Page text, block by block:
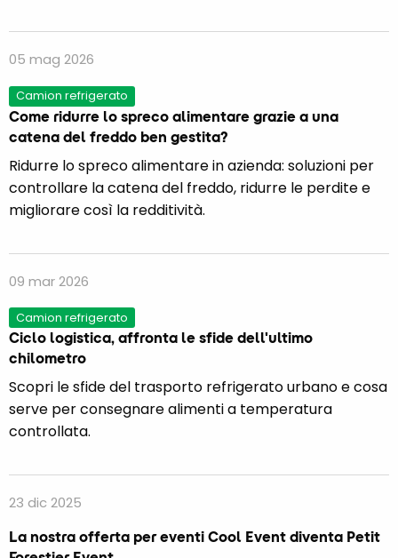
05 mag 2026
Camion refrigerato
Come ridurre lo spreco alimentare grazie a una
catena del freddo ben gestita?
Ridurre lo spreco alimentare in azienda: soluzioni per
controllare la catena del freddo, ridurre le perdite e
migliorare così la redditività.
09 mar 2026
Camion refrigerato
Ciclo logistica, affronta le sfide dell'ultimo
chilometro
Scopri le sfide del trasporto refrigerato urbano e cosa
serve per consegnare alimenti a temperatura
controllata.
23 dic 2025
La nostra offerta per eventi Cool Event diventa Petit